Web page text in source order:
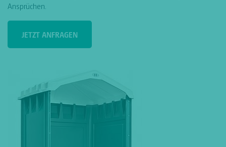
Ansprüchen.
JETZT ANFRAGEN